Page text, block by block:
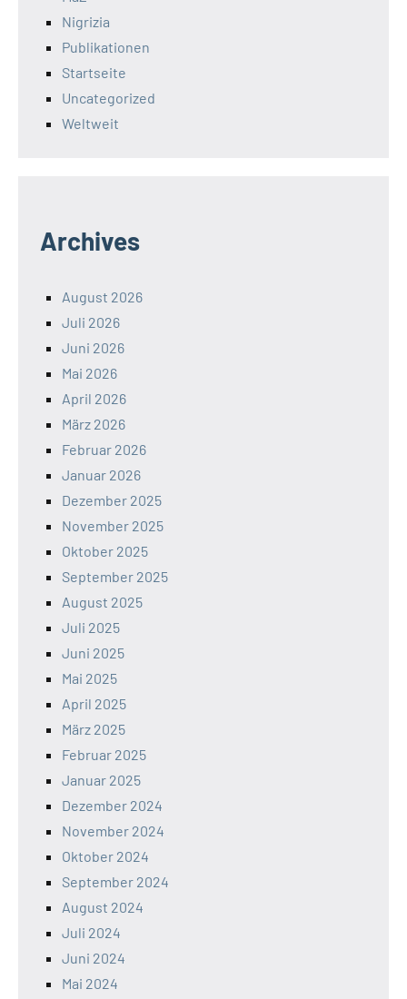
Nigrizia
Publikationen
Startseite
Uncategorized
Weltweit
Archives
August 2026
Juli 2026
Juni 2026
Mai 2026
April 2026
März 2026
Februar 2026
Januar 2026
Dezember 2025
November 2025
Oktober 2025
September 2025
August 2025
Juli 2025
Juni 2025
Mai 2025
April 2025
März 2025
Februar 2025
Januar 2025
Dezember 2024
November 2024
Oktober 2024
September 2024
August 2024
Juli 2024
Juni 2024
Mai 2024